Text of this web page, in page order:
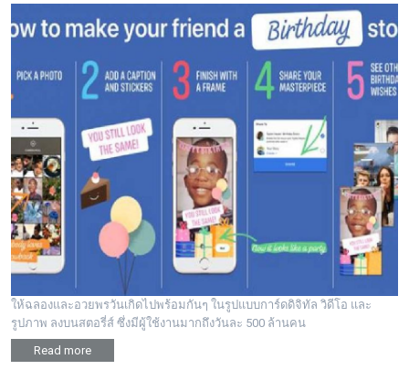
กะฉ่อนพระเครื่อง
วาไรตี้
สังคมออนไลน์
พระดอทกะฉ่อน
กะฉ่อนช้อปปิ้ง
ติดต่อ
ให้ฉลองและอวยพรวันเกิดไปพร้อมกันๆ ในรูปแบบการ์ดดิจิทัล วิดีโอ และ
รูปภาพ ลงบนสตอรี่ส์ ซึ่งมีผู้ใช้งานมากถึงวันละ 500 ล้านคน
Read more